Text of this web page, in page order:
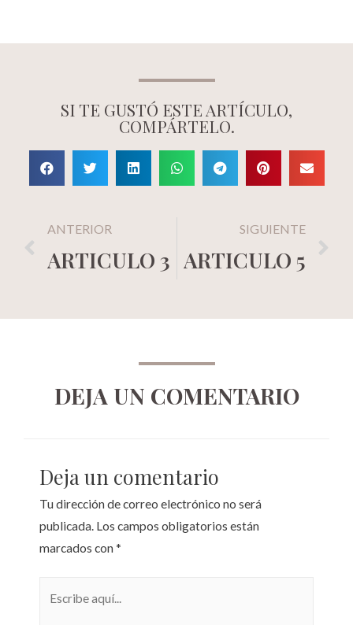
SI TE GUSTÓ ESTE ARTÍCULO,
COMPÁRTELO.
ANTERIOR
ARTICULO 3
SIGUIENTE
ARTICULO 5
DEJA UN COMENTARIO
Deja un comentario
Tu dirección de correo electrónico no será
publicada. Los campos obligatorios están
marcados con *